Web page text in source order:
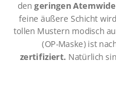
dengeringen
feine äußere Schicht
tollen Mustern modisch
(OP-Maske) ist
zertifiziert. Natürlich